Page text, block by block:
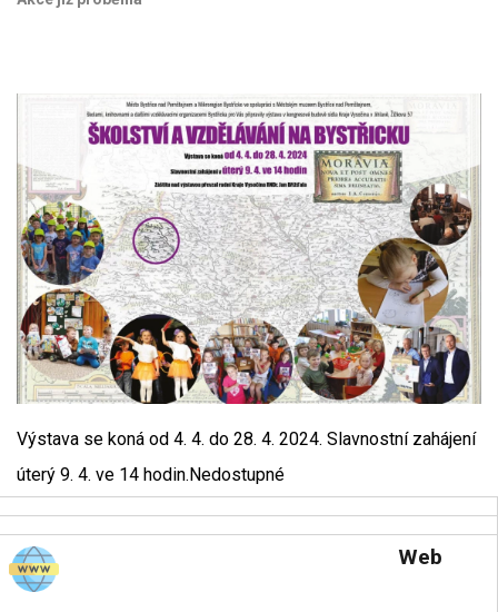
Výstava se koná od 4. 4. do 28. 4. 2024. Slavnostní zahájení
úterý 9. 4. ve 14 hodin.Nedostupné
Web